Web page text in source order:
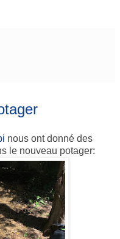
nous ont donné des
le nouveau potager: